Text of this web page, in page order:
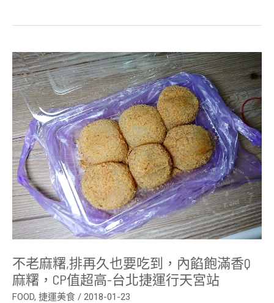
不老麻糬,排再久也要吃到，內餡飽滿香Q
麻糬，CP值超高-台北捷運行天宮站
FOOD, 捷運美食 / 2018-01-23
不
老
麻
糬,
排
再
久
也
要
吃
到，
內
餡
飽
滿
香
Q
麻
糬，
CP
值
超
高-
台